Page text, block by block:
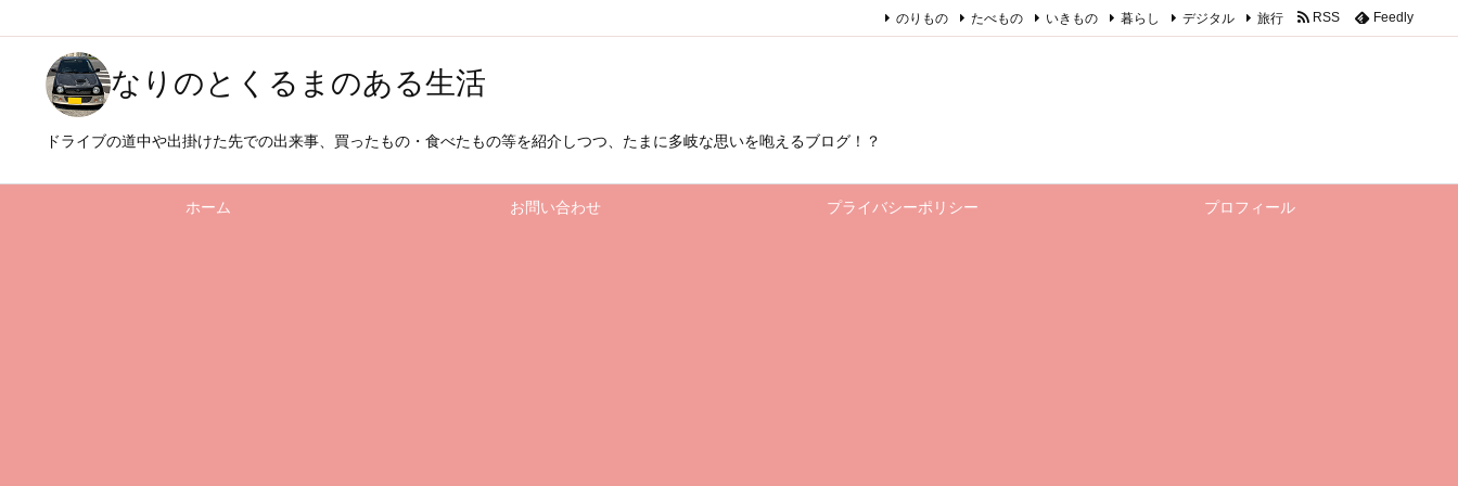
なりのとくるまのある生活
ドライブの道中や出掛けた先での出来事、買ったもの・食べたもの等を紹介しつつ、たまに多岐な思いを咆えるブログ！？
ホーム お問い合わせ プライバシーポリシー プロフィール
のりもの たべもの いきもの 暮らし デジタル 旅行 RSS Feedly